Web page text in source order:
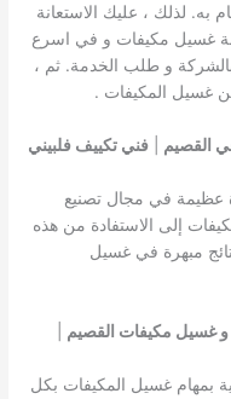
به. لذلك ، عليك الاستعانة
غسيل مكيفات و في اسرع
و طلب الخدمة. ثم ،
غسيل المكيفات .
القصيم |فني تكييف فلبيني
عظيمة في مجال تصنيع
إلى الاستفادة من هذه
مبهرة في غسيل
غسيل مكيفات القصيم
بمهام غسيل المكيفات بكل